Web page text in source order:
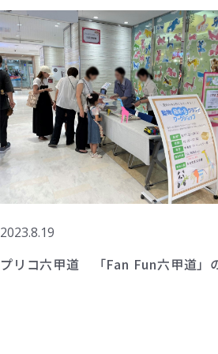
2023.8.19
プリコ六甲道 「Fan Fun六甲道」